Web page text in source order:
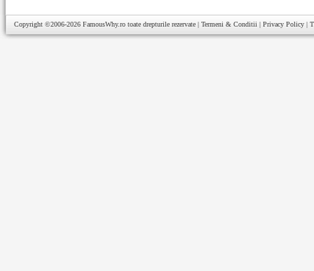
Copyright ©2006-2026 FamousWhy.ro toate drepturile rezervate | Termeni & Conditii | Privacy Policy |